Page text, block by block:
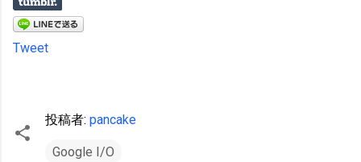
Tweet
投稿者: pancake
Google I/O